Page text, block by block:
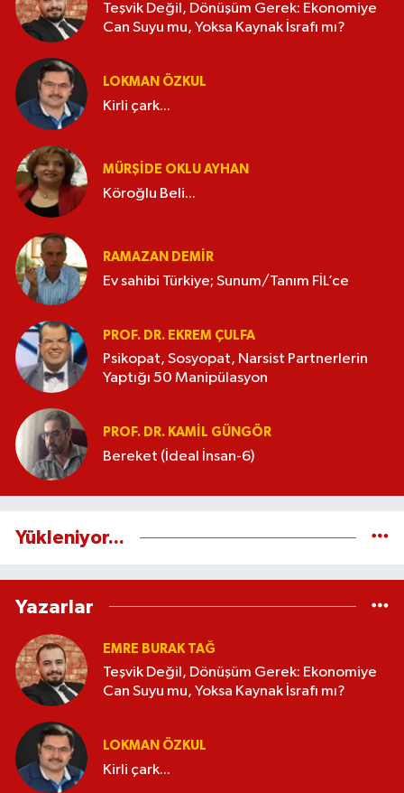
Teşvik Değil, Dönüşüm Gerek: Ekonomiye
Can Suyu mu, Yoksa Kaynak İsrafı mı?
LOKMAN ÖZKUL
Kirli çark...
MÜRŞIDE OKLU AYHAN
Köroğlu Beli...
RAMAZAN DEMİR
Ev sahibi Türkiye; Sunum/Tanım FİL’ce
PROF. DR. EKREM ÇULFA
Psikopat, Sosyopat, Narsist Partnerlerin
Yaptığı 50 Manipülasyon
PROF. DR. KAMIL GÜNGÖR
Bereket (İdeal İnsan-6)
Yükleniyor...
Yazarlar
EMRE BURAK TAĞ
Teşvik Değil, Dönüşüm Gerek: Ekonomiye
Can Suyu mu, Yoksa Kaynak İsrafı mı?
LOKMAN ÖZKUL
Kirli çark...